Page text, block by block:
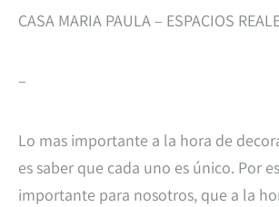
CASA MARIA PAULA – ESPACIOS
–
Lo mas importante a la hora de
es saber que cada uno es único. Por
importante para nosotros, que a la